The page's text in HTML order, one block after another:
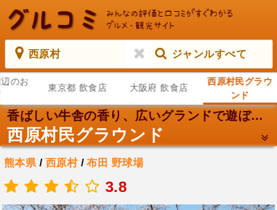
西原村 ジャンルすべて
のお
東京都 飲食店 大阪府 飲食店
西原村民グラウ
ンド
香ばしい牛舎の香り、広いグランドで遊ぼう！
西原村民グラウンド
熊本県 / 西原村/布田 野球場
3.8